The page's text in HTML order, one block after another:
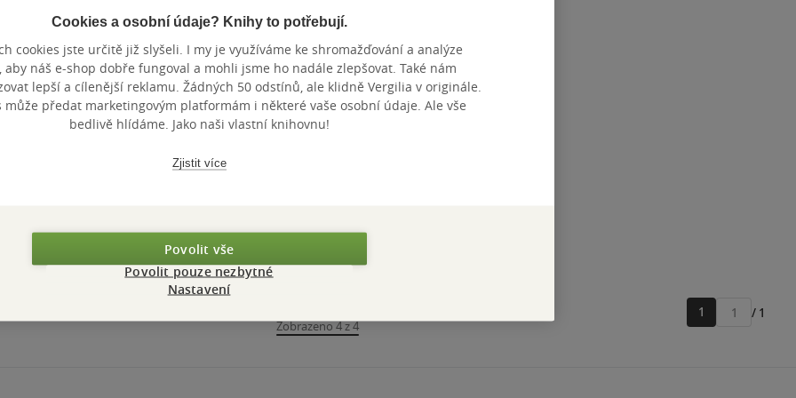
Zobrazeno 4 z 4
1
Přejít
/ 1
Cookies a osobní údaje? Knihy to potřebují.
cookies jste určitě již slyšeli. I my je využíváme ke shromažďování a analýze
aby náš e-shop dobře fungoval a mohli jsme ho nadále zlepšovat. Také nám
lepší a cílenější reklamu. Žádných 50 odstínů, ale klidně Vergilia v originále.
může předat marketingovým platformám i některé vaše osobní údaje. Ale vše
bedlivě hlídáme. Jako naši vlastní knihovnu!
Zjistit více
Povolit vše
Povolit pouze nezbytné
Nastavení